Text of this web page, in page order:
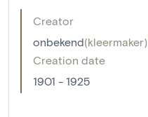
Creator
onbekend(kleermaker)
Creation date
1901 - 1925